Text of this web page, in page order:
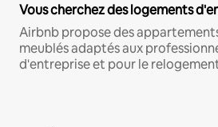
Vous cherchez des logements
Airbnb propose des
meublés adaptés aux
d'entreprise et pour le